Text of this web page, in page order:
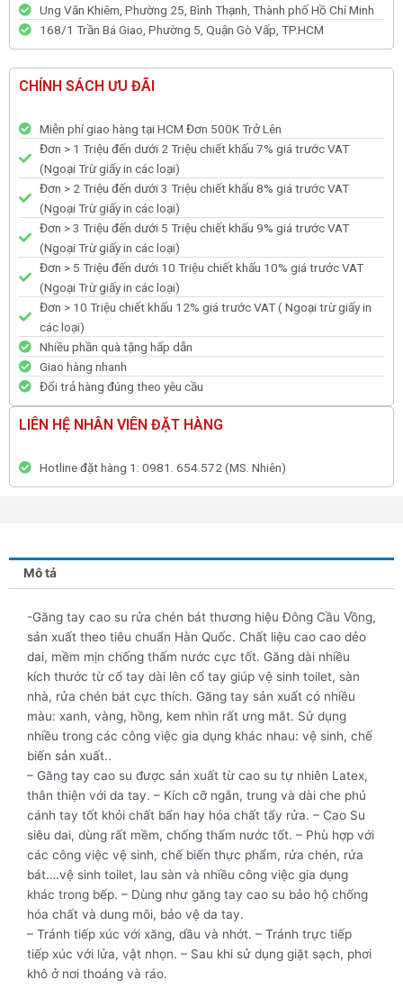
Ung Văn Khiêm, Phường 25, Bình Thạnh, Thành phố Hồ Chí Minh
168/1 Trần Bá Giao, Phường 5, Quận Gò Vấp, TP.HCM
CHÍNH SÁCH ƯU ĐÃI
Miễn phí giao hàng tại HCM Đơn 500K Trở Lên
Đơn > 1 Triệu đến dưới 2 Triệu chiết khấu 7% giá trước VAT
(Ngoại Trừ giấy in các loại)
Đơn > 2 Triệu đến dưới 3 Triệu chiết khấu 8% giá trước VAT
(Ngoại Trừ giấy in các loại)
Đơn > 3 Triệu đến dưới 5 Triệu chiết khấu 9% giá trước VAT
(Ngoại Trừ giấy in các loại)
Đơn > 5 Triệu đến dưới 10 Triệu chiết khấu 10% giá trước VAT
(Ngoại Trừ giấy in các loại)
Đơn > 10 Triệu chiết khấu 12% giá trước VAT ( Ngoại trừ giấy in
các loại)
Nhiều phần quà tặng hấp dẫn
Giao hàng nhanh
Đổi trả hàng đúng theo yêu cầu
LIÊN HỆ NHÂN VIÊN ĐẶT HÀNG
Hotline đặt hàng 1: 0981. 654.572 (MS. Nhiên)
Mô tả
-Găng tay cao su rửa chén bát thương hiệu Đông Cầu Vồng,
sản xuất theo tiêu chuẩn Hàn Quốc. Chất liệu cao cao dẻo
dai, mềm mịn chống thấm nước cực tốt. Găng dài nhiều
kích thước từ cổ tay dài lên cổ tay giúp vệ sinh toilet, sàn
nhà, rửa chén bát cực thích. Găng tay sản xuất có nhiều
màu: xanh, vàng, hồng, kem nhìn rất ưng mắt. Sử dụng
nhiều trong các công việc gia dụng khác nhau: vệ sinh, chế
biến sản xuất..
– Găng tay cao su được sản xuất từ cao su tự nhiên Latex,
thân thiện với da tay. – Kích cỡ ngắn, trung và dài che phủ
cánh tay tốt khỏi chất bẩn hay hóa chất tẩy rửa. – Cao Su
siêu dai, dùng rất mềm, chống thấm nước tốt. – Phù hợp với
các công việc vệ sinh, chế biến thực phẩm, rửa chén, rửa
bát….vệ sinh toilet, lau sàn và nhiều công việc gia dụng
khác trong bếp. – Dùng như găng tay cao su bảo hộ chống
hóa chất và dung môi, bảo vệ da tay.
– Tránh tiếp xúc với xăng, dầu và nhớt. – Tránh trực tiếp
tiếp xúc với lửa, vật nhọn. – Sau khi sử dụng giặt sạch, phơi
khô ở nơi thoáng và ráo.